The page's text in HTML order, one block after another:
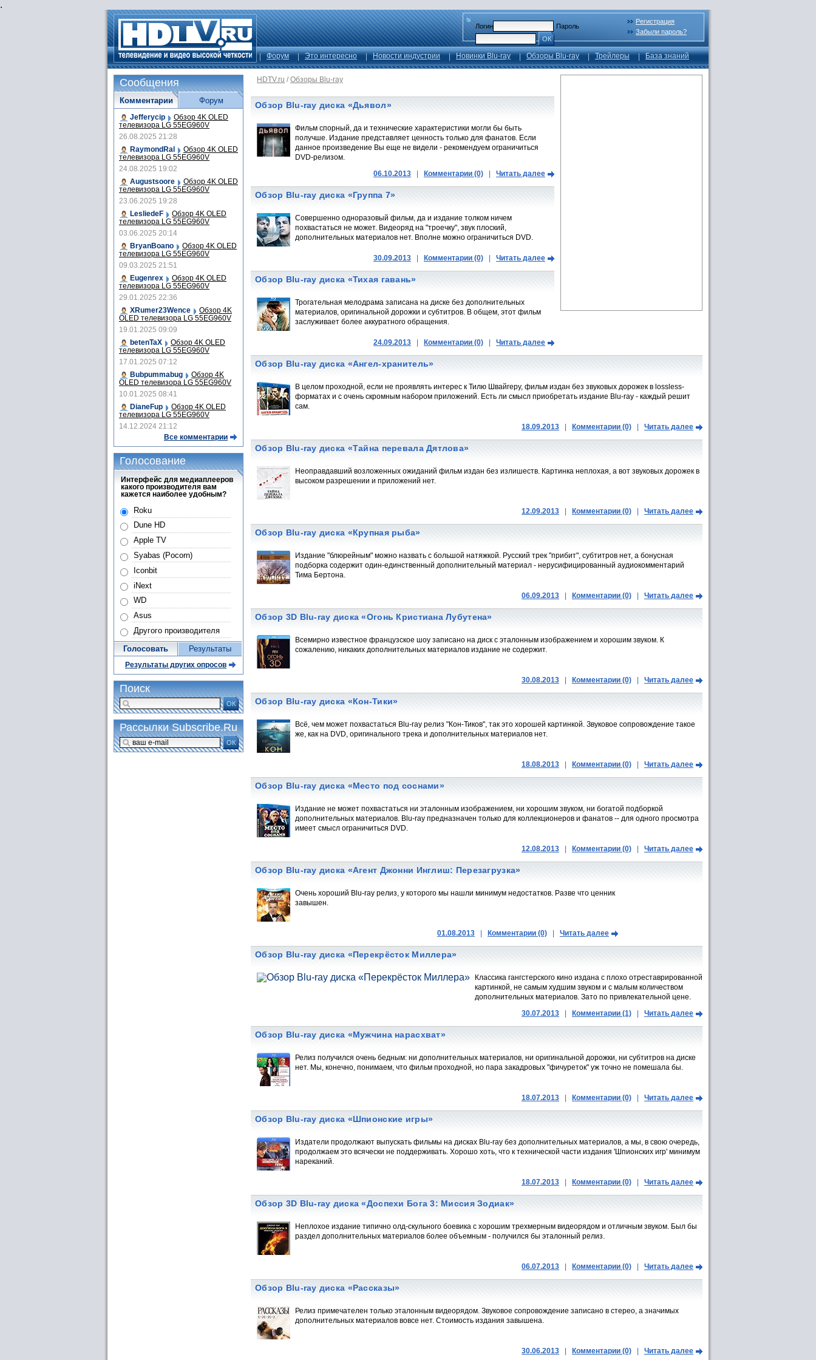
.
Логин
Пароль
ОК
Регистрация
Забыли пароль?
Форум Это интересно Новости индустрии Новинки Blu-ray Обзоры Blu-ray Трейлеры База знаний
HDTV.ru / Обзоры Blu-ray
Обзор Blu-ray диска «Дьявол»
Фильм спорный, да и технические характеристики могли бы быть
получше. Издание представляет ценность только для фанатов. Если
данное произведение Вы еще не видели - рекомендуем ограничиться
DVD-релизом.
06.10.2013
Комментарии (0) Читать далее
Обзор Blu-ray диска «Группа 7»
Совершенно одноразовый фильм, да и издание толком ничем
похвастаться не может. Видеоряд на "троечку", звук плоский,
дополнительных материалов нет. Вполне можно ограничиться DVD.
30.09.2013 Комментарии (0) Читать далее
Обзор Blu-ray диска «Тихая гавань»
Трогательная мелодрама записана на диске без дополнительных
материалов, оригинальной дорожки и субтитров. В общем, этот фильм
заслуживает более аккуратного обращения.
24.09.2013 Комментарии (0) Читать далее
Обзор Blu-ray диска «Ангел-хранитель»
В целом проходной, если не проявлять интерес к Тилю Швайгеру, фильм издан без звуковых дорожек в lossless-
форматах и с очень скромным набором приложений. Есть ли смысл приобретать издание Blu-ray - каждый решит
сам.
18.09.2013 Комментарии (0) Читать далее
Обзор Blu-ray диска «Тайна перевала Дятлова»
Неоправдавший возложенных ожиданий фильм издан без излишеств. Картинка неплохая, а вот звуковых дорожек в
высоком разрешении и приложений нет.
12.09.2013 Комментарии (0) Читать далее
Обзор Blu-ray диска «Крупная рыба»
Издание "блюрейным" можно назвать с большой натяжкой. Русский трек "прибит", субтитров нет, а бонусная
подборка содержит один-единственный дополнительный материал - нерусифицированный аудиокомментарий
Тима Бертона.
06.09.2013 Комментарии (0) Читать далее
Обзор 3D Blu-ray диска «Огонь Кристиана Лубутена»
Всемирно известное французское шоу записано на диск с эталонным изображением и хорошим звуком. К
сожалению, никаких дополнительных материалов издание не содержит.
30.08.2013 Комментарии (0) Читать далее
Обзор Blu-ray диска «Кон-Тики»
Всё, чем может похвастаться Blu-ray релиз "Кон-Тиков", так это хорошей картинкой. Звуковое сопровождение такое
же, как на DVD, оригинального трека и дополнительных материалов нет.
18.08.2013 Комментарии (0) Читать далее
Обзор Blu-ray диска «Место под соснами»
Издание не может похвастаться ни эталонным изображением, ни хорошим звуком, ни богатой подборкой
дополнительных материалов. Blu-ray предназначен только для коллекционеров и фанатов -- для одного просмотра
имеет смысл ограничиться DVD.
12.08.2013 Комментарии (0) Читать далее
Обзор Blu-ray диска «Агент Джонни Инглиш: Перезагрузка»
Очень хороший Blu-ray релиз, у которого мы нашли минимум недостатков. Разве что ценник
завышен.
01.08.2013 Комментарии (0) Читать далее
Обзор Blu-ray диска «Перекрёсток Миллера»
Классика гангстерского кино издана с плохо отреставрированной
картинкой, не самым худшим звуком и с малым количеством
дополнительных материалов. Зато по привлекательной цене.
30.07.2013
Комментарии (1) Читать далее
Обзор Blu-ray диска «Мужчина нарасхват»
Релиз получился очень бедным: ни дополнительных материалов, ни оригинальной дорожки, ни субтитров на диске
нет. Мы, конечно, понимаем, что фильм проходной, но пара закадровых "фичуреток" уж точно не помешала бы.
18.07.2013 Комментарии (0) Читать далее
Обзор Blu-ray диска «Шпионские игры»
Издатели продолжают выпускать фильмы на дисках Blu-ray без дополнительных материалов, а мы, в свою очередь,
продолжаем это всячески не поддерживать. Хорошо хоть, что к технической части издания 'Шпионских игр' минимум
нареканий.
18.07.2013 Комментарии (0) Читать далее
Обзор 3D Blu-ray диска «Доспехи Бога 3: Миссия Зодиак»
Неплохое издание типично олд-скульного боевика с хорошим трехмерным видеорядом и отличным звуком. Был бы
раздел дополнительных материалов более объемным - получился бы эталонный релиз.
06.07.2013 Комментарии (0) Читать далее
Обзор Blu-ray диска «Рассказы»
Релиз примечателен только эталонным видеорядом. Звуковое сопровождение записано в стерео, а значимых
дополнительных материалов вовсе нет. Стоимость издания завышена.
30.06.2013 Комментарии (0) Читать далее
Сообщения
Комментарии
Jefferycip Обзор 4K OLED
телевизора LG 55EG960V
26.08.2025 21:28
RaymondRal
Обзор 4K OLED
телевизора LG 55EG960V
24.08.2025 19:02
Augustsoore
Обзор 4K OLED
телевизора LG 55EG960V
23.06.2025 19:28
LesliedeF
Обзор 4K OLED
телевизора LG 55EG960V
03.06.2025 20:14
BryanBoano
Обзор 4K OLED
телевизора LG 55EG960V
09.03.2025 21:51
Eugenrex
Обзор 4K OLED
телевизора LG 55EG960V
29.01.2025 22:36
XRumer23Wence
Обзор 4K
OLED телевизора LG 55EG960V
19.01.2025 09:09
betenTaX
Обзор 4K OLED
телевизора LG 55EG960V
17.01.2025 07:12
Bubpummabug
Обзор 4K
OLED телевизора LG 55EG960V
10.01.2025 08:41
DianeFup
Обзор 4K OLED
телевизора LG 55EG960V
14.12.2024 21:12
Все комментарии
Форум
Голосование
Интерфейс для медиаплееров
какого производителя вам
кажется наиболее удобным?
Roku
Dune HD
Apple TV
Syabas (Pocorn)
Iconbit
iNext
WD
Asus
Другого производителя
Голосовать Результаты
Результаты других опросов
Поиск
ОК
Рассылки Subscribe.Ru
ОК